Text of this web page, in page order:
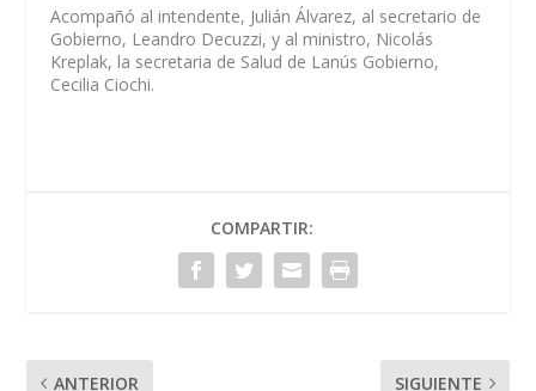
Acompañó al intendente, Julián Álvarez, al secretario de
Gobierno, Leandro Decuzzi, y al ministro, Nicolás
Kreplak, la secretaria de Salud de Lanús Gobierno,
Cecilia Ciochi.
COMPARTIR:
ANTERIOR SIGUIENTE